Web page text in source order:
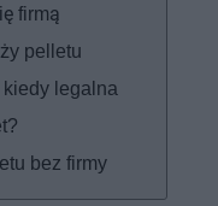
firmą
pelletu
legalna
bez firmy